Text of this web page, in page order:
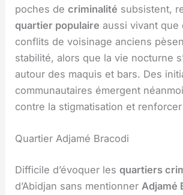
poches decriminalité subsistent,
quartier populaire aussi vivant que
conflits de voisinage anciens
stabilité, alors que la vie nocturne
autour des maquis et bars. Des
communautaires émergent
contre la stigmatisation et
Quartier Adjamé Bracodi
Difficile d’évoquer lesquartiers
d’Abidjan sans mentionner Adjamé